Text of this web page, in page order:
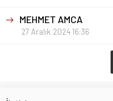
MEHMET AMCA
27 Aralık 2024 16:36